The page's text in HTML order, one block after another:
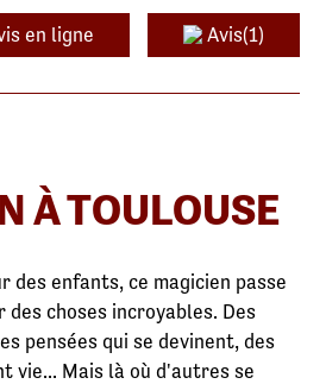
en ligne Avis(1)
À TOULOUSE
des enfants, ce magicien passe
des choses incroyables. Des
pensées qui se devinent, des
vie... Mais là où d'autres se